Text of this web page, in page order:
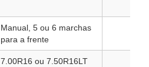
Manual, 5 ou 6 marchas
para a frente
7.00R16 ou 7.50R16LT